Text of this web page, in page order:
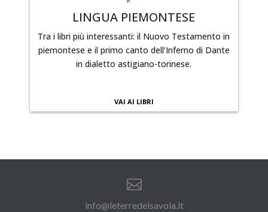
LINGUA PIEMONTESE
Tra i libri più interessanti: il Nuovo Testamento in
piemontese e il primo canto dell’Inferno di Dante
in dialetto astigiano-torinese.
VAI AI LIBRI

info@leterredeisavoia.it